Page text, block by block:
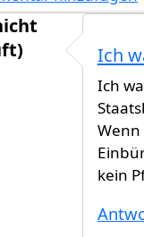
Ich
Ich
kein